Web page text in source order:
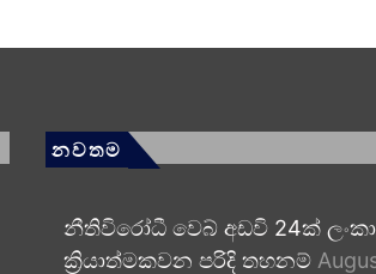
නවතම
නීතිවිරෝධී වෙබ් අඩවි 24ක්
ක්‍රියාත්මකවන පරිදි තහනම්